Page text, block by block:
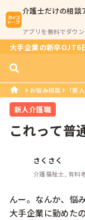
介護士だけの相談
アプリを無料でダウン
大手企業の新卒OJT6
お悩み相談 「新
新人介護職
これって普
さくさく
介護福祉士, 有料
んー。なんか、悩
大手企業に勤めた